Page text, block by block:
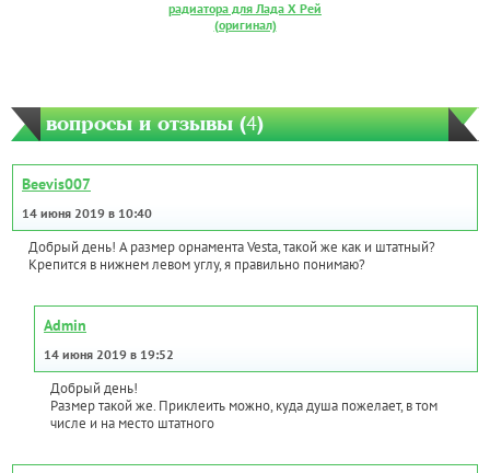
радиатора для Лада Х Рей
(оригинал)
вопросы и отзывы (4)
Beevis007
14 июня 2019 в 10:40
Добрый день! А размер орнамента Vesta, такой же как и штатный?
Крепится в нижнем левом углу, я правильно понимаю?
Admin
14 июня 2019 в 19:52
Добрый день!
Размер такой же. Приклеить можно, куда душа пожелает, в том
числе и на место штатного